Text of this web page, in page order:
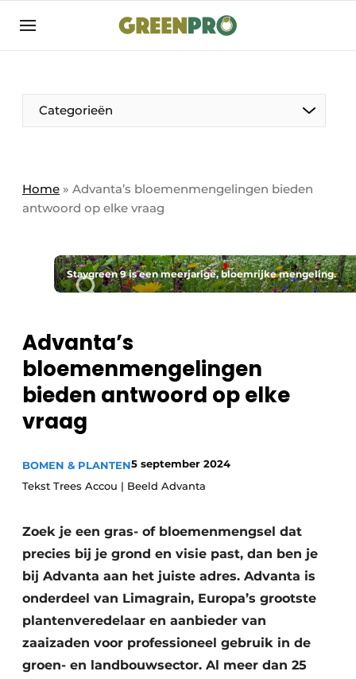
Aanmelden
Bedrijven
Bedrijven
Direct contact
Evenement aanmelden
groenprofessional
Meest gelezen
Podcasts
Privacy / Cookie statement
Vacature aanmelden
Video’s
Categorieën
Home » Advanta’s bloemenmengelingen bieden
antwoord op elke vraag
Staygreen 9 is een meerjarige, bloemrijke mengeling.
Advanta’s
bloemenmengelingen
bieden antwoord op elke
vraag
BOMEN & PLANTEN5 september 2024
Tekst Trees Accou | Beeld Advanta
Zoek je een gras- of bloemenmengsel dat
precies bij je grond en visie past, dan ben je
bij Advanta aan het juiste adres. Advanta is
onderdeel van Limagrain, Europa’s grootste
plantenveredelaar en aanbieder van
zaaizaden voor professioneel gebruik in de
groen- en landbouwsector. Al meer dan 25